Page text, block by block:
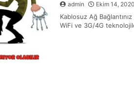
admin Ekim 14, 2020
Kablosuz Ağ Bağlantınız
WiFi ve 3G/4G